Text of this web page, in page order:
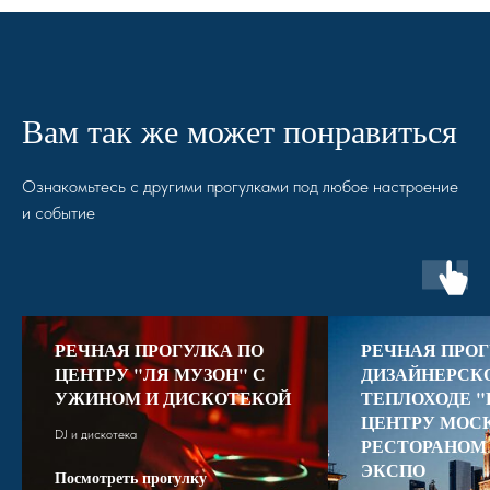
Вам так же может понравиться
Ознакомьтесь с другими прогулками под любое настроение
и событие
РЕЧНАЯ ПРОГУЛКА ПО
ЦЕНТРУ "ЛЯ МУЗОН" С
УЖИНОМ И ДИСКОТЕКОЙ
DJ и дискотека
Посмотреть прогулку
РЕЧНАЯ
ТЕПЛОХОДЕ
ЦЕНТРУ
ЭКСПО